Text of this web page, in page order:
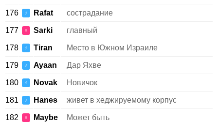
176 ♂ Rafat сострадание
177 ♀ Sarki главный
178 ♂ Tiran Место в Южном Израиле
179 ♂ Ayaan Дар Яхве
180 ♂ Novak Новичок
181 ♂ Hanes живет в хеджируемому корпус
182 ♀ Maybe Может быть